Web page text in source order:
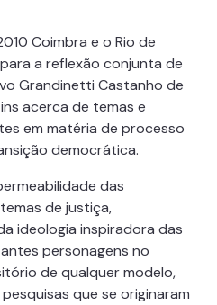
Coimbra e o Rio de
a reflexão conjunta de
Grandinetti Castanho de
acerca de temas e
em matéria de processo
democrática.
das
de justiça,
ideologia inspiradora das
personagens no
de qualquer modelo,
que se originaram